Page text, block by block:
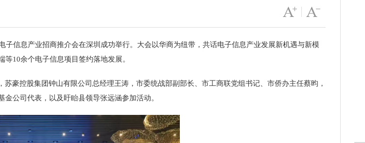
字号变小
信息产业招商推介会在深圳成功举行。大会以华商为纽带，共话电子信息产业发展新机遇与新模
10余个电子信息项目签约落地发展。
豪控股集团钟山有限公司总经理王涛，市委统战部副部长、市工商联党组书记、市侨办主任蔡昀，
公司代表，以及盱眙县领导张远涵参加活动。